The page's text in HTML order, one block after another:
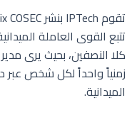
تتبع القوى العاملة
كلا النصفين، بحيث يرى
زمنياً واحداً لكل شخص عبر
الميدانية.